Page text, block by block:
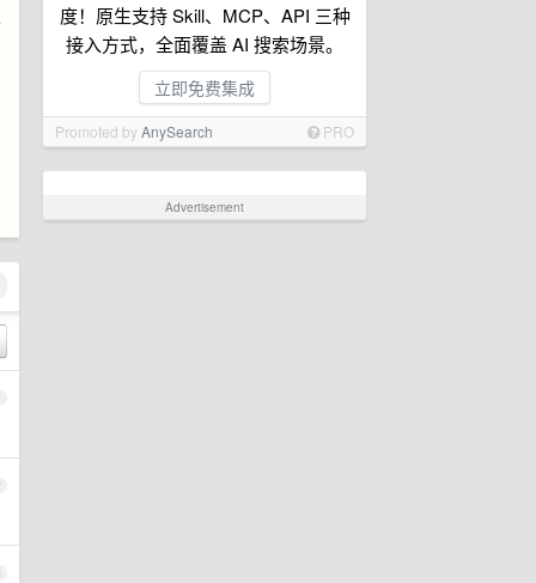
度！原生支持 Skill、MCP、API 三种
接入方式，全面覆盖 AI 搜索场景。
立即免费集成
Promoted byAnySearch PRO
Advertisement